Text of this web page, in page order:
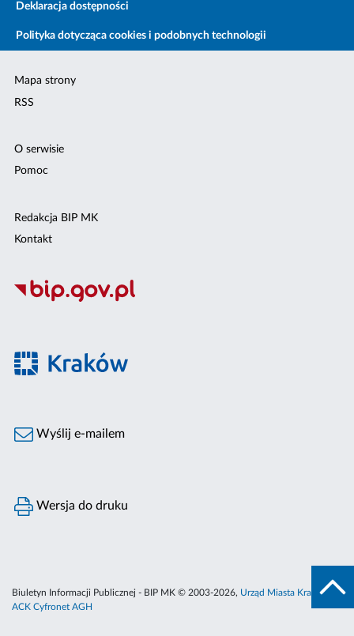
Deklaracja dostępności
Polityka dotycząca cookies i podobnych technologii
Mapa strony
RSS
O serwisie
Pomoc
Redakcja BIP MK
Kontakt
Wyślij e-mailem
Wersja do druku
Biuletyn Informacji Publicznej - BIP MK © 2003-2026, Urząd Miasta Krakowa
ACK Cyfronet AGH